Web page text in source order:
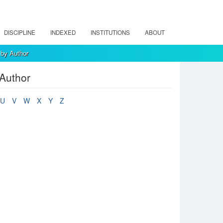
DISCIPLINE INDEXED INSTITUTIONS ABOUT
Author
U V W X Y Z